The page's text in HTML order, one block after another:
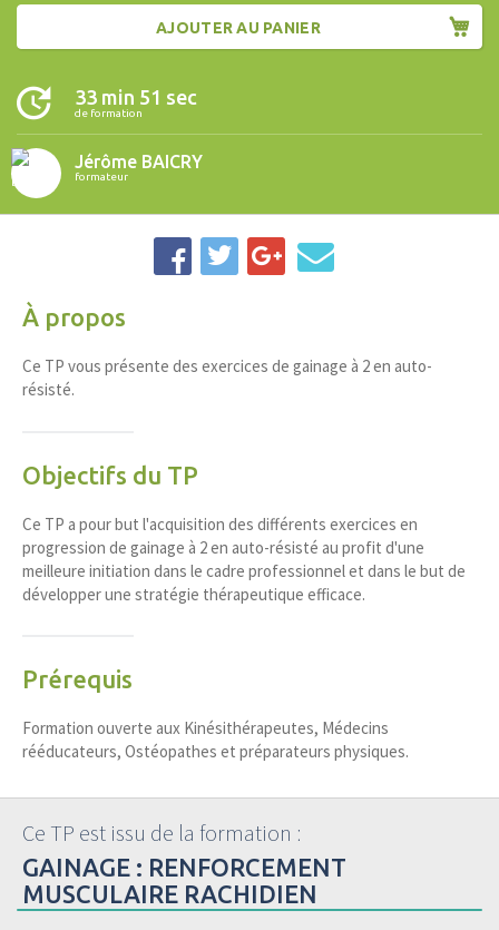
33 min 51 sec
de formation
Jérôme BAICRY
formateur
AJOUTER AU PANIER
À propos
Ce TP vous présente des exercices de gainage à 2 en auto-
résisté.
Objectifs du TP
Ce TP a pour but l'acquisition des différents exercices en
progression de gainage à 2 en auto-résisté au profit d'une
meilleure initiation dans le cadre professionnel et dans le but de
développer une stratégie thérapeutique efficace.
Prérequis
Formation ouverte aux Kinésithérapeutes, Médecins
rééducateurs, Ostéopathes et préparateurs physiques.
Ce TP est issu de la formation :
GAINAGE : RENFORCEMENT
MUSCULAIRE RACHIDIEN